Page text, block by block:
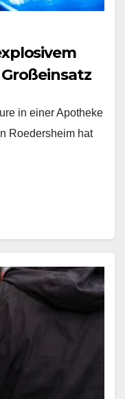
in einer Apotheke
Roedersheim hat